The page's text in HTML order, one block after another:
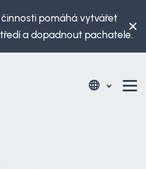
pomáhá vytvářet
a dopadnout pachatele.